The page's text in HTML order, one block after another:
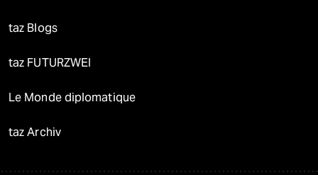
taz Blogs
taz FUTURZWEI
Le Monde diplomatique
taz Archiv